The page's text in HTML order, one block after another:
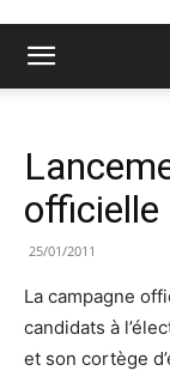
officielle
25/01/2011
La campagne
candidats à
et son cortège